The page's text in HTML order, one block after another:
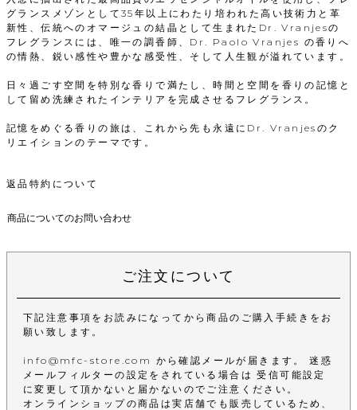
グランスメゾンとして35年以上にわたり培われた高い技術力と革
新性、伝統へのオマージュの結晶として生まれたDr. Vranjesの
フレグランスには、唯一の調香師、Dr. Paolo Vranjes の香りへ
の情熱、鋭い感性や豊かな感受性、そして人生観が溢れています。
日々過ごす空間を特別な香りで満たし、時間と空間を香りの記憶と
して留め洗練されたインテリアを完成させるフレグランス。
記憶をめぐる香りの旅は、これから先も永遠にDr. Vranjesのク
リエイションのテーマです。
返品特約について
商品についてのお問い合わせ
ご注文について
下記注意事項をお読みになってから商品のご購入手続きをお
願い致します。
info@mfc-store.com から確認メールが届きます。 迷惑
メールフィルターの設定をされている場合は 受信可能設定
に変更して頂かないと届かないのでご注意ください。
オンラインショップの商品は実店舗でも販売しているため、